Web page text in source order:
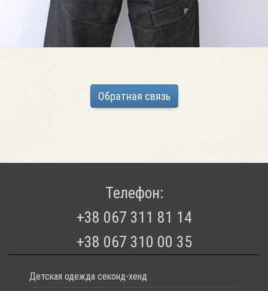
Обратная связь
Телефон:
+38 067 311 81 14
+38 067 310 00 35
Детская одежда секонд-хенд